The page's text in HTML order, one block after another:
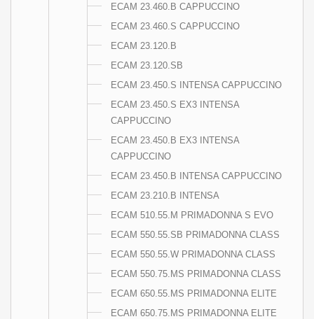
ECAM 23.460.B CAPPUCCINO
ECAM 23.460.S CAPPUCCINO
ECAM 23.120.B
ECAM 23.120.SB
ECAM 23.450.S INTENSA CAPPUCCINO
ECAM 23.450.S EX3 INTENSA
CAPPUCCINO
ECAM 23.450.B EX3 INTENSA
CAPPUCCINO
ECAM 23.450.B INTENSA CAPPUCCINO
ECAM 23.210.B INTENSA
ECAM 510.55.M PRIMADONNA S EVO
ECAM 550.55.SB PRIMADONNA CLASS
ECAM 550.55.W PRIMADONNA CLASS
ECAM 550.75.MS PRIMADONNA CLASS
ECAM 650.55.MS PRIMADONNA ELITE
ECAM 650.75.MS PRIMADONNA ELITE